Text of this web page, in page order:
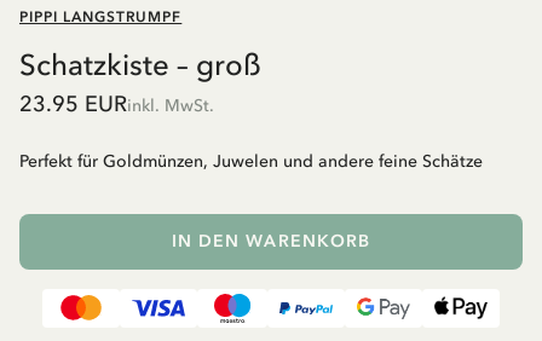
PIPPI LANGSTRUMPF
Schatzkiste – groß
23.95 EURinkl. MwSt.
Perfekt für Goldmünzen, Juwelen und andere feine Schätze
IN DEN WARENKORB